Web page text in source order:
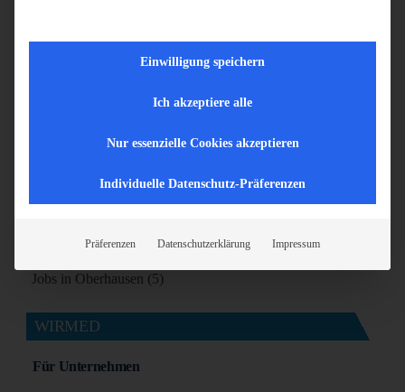
Jobs in Ihrer Region
Jobs in Dortmund (9)
Jobs in Essen (5)
Jobs in Oberhausen (5)
WIRMED
Für Unternehmen
Einwilligung speichern
Ich akzeptiere alle
Nur essenzielle Cookies akzeptieren
Individuelle Datenschutz-Präferenzen
Präferenzen Datenschutzerklärung Impressum